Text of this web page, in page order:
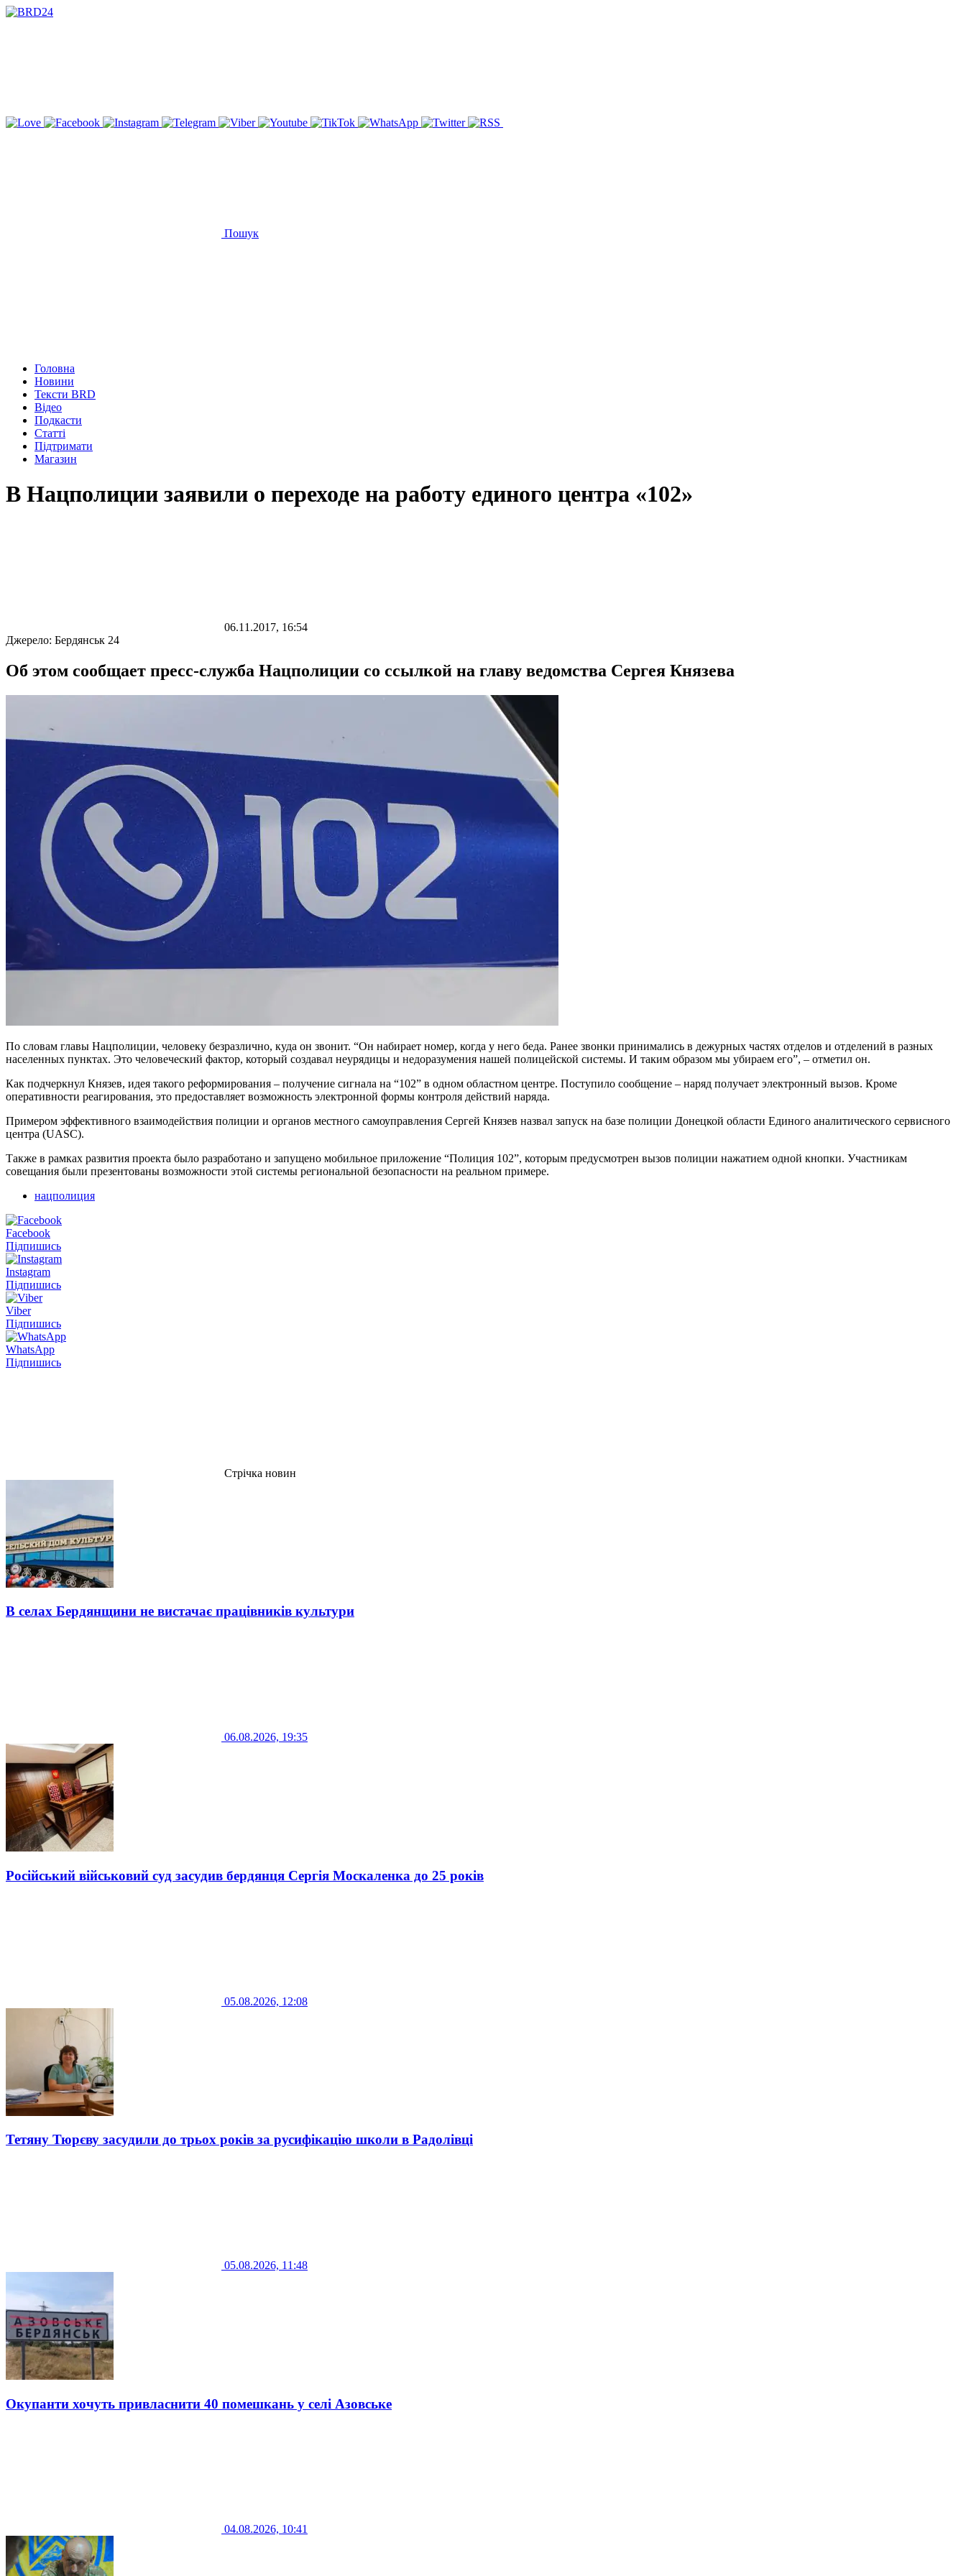
Пошук
Головна
Новини
Тексти BRD
Відео
Подкасти
Статті
Підтримати
Магазин
В Нацполиции заявили о переходе на работу единого центра «102»
06.11.2017, 16:54
Джерело: Бердянськ 24
Об этом сообщает пресс-служба Нацполиции со ссылкой на главу ведомства Сергея Князева
По словам главы Нацполиции, человеку безразлично, куда он звонит. “Он набирает номер, когда у него беда. Ранее звонки принимались в дежурных частях отделов и отделений в разных
населенных пунктах. Это человеческий фактор, который создавал неурядицы и недоразумения нашей полицейской системы. И таким образом мы убираем его”, – отметил он.
Как подчеркнул Князев, идея такого реформирования – получение сигнала на “102” в одном областном центре. Поступило сообщение – наряд получает электронный вызов. Кроме
оперативности реагирования, это предоставляет возможность электронной формы контроля действий наряда.
Примером эффективного взаимодействия полиции и органов местного самоуправления Сергей Князев назвал запуск на базе полиции Донецкой области Единого аналитического сервисного
центра (UASC).
Также в рамках развития проекта было разработано и запущено мобильное приложение “Полиция 102”, которым предусмотрен вызов полиции нажатием одной кнопки. Участникам
совещания были презентованы возможности этой системы региональной безопасности на реальном примере.
нацполиция
Facebook
Підпишись
Instagram
Підпишись
Viber
Підпишись
WhatsApp
Підпишись
Стрічка новин
В селах Бердянщини не вистачає працівників культури
06.08.2026, 19:35
Російський військовий суд засудив бердянця Сергія Москаленка до 25 років
05.08.2026, 12:08
Тетяну Тюрєву засудили до трьох років за русифікацію школи в Радолівці
05.08.2026, 11:48
Окупанти хочуть привласнити 40 помешкань у селі Азовське
04.08.2026, 10:41